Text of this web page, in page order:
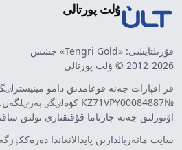
ۇلت پورتالى
قۇرىلتايشى: «Tengri Gold» جشس
2012-2026 © ۇلت پورتالى
قر اقپارات جەنە قوعامدىق دامۋ
№KZ71VPY00084887 كۋەلٸگٸ بەرٸلگەن.
اۆتورلىق جەنە جارناما قۇقىقتارى تولىق
سايت ماتەريالدارىن پايدالانعاندا